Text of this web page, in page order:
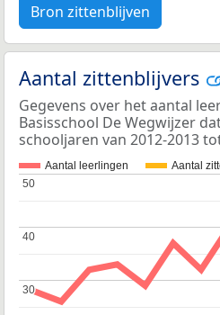
Bron zittenblijven
Aantal zittenblijvers
Gegevens over het aantal
Basisschool De Wegwijzer
schooljaren van 2012-2013
Aantal leerlingen Aantal
30
30
40
40
50
50